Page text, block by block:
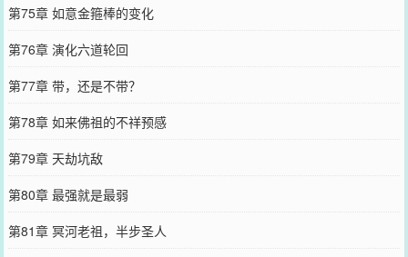
第75章 如意金箍棒的变化
第76章 演化六道轮回
第77章 带，还是不带？
第78章 如来佛祖的不祥预感
第79章 天劫坑敌
第80章 最强就是最弱
第81章 冥河老祖，半步圣人